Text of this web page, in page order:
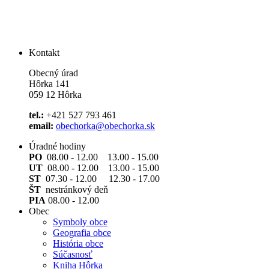
Kontakt
Obecný úrad
Hôrka 141
059 12 Hôrka
tel.: +421 527 793 461
email: obechorka@obechorka.sk
Úradné hodiny
PO 08.00 - 12.00 13.00 - 15.00
UT 08.00 - 12.00 13.00 - 15.00
ST 07.30 - 12.00 12.30 - 17.00
ŠT nestránkový deň
PIA 08.00 - 12.00
Obec
Symboly obce
Geografia obce
História obce
Súčasnosť
Kniha Hôrka